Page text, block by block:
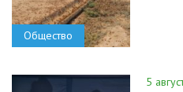
Общество
5